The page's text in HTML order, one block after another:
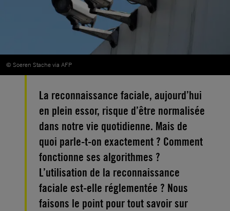
© Soeren Stache via AFP
La reconnaissance faciale, aujourd’hui
en plein essor, risque d’être normalisée
dans notre vie quotidienne. Mais de
quoi parle-t-on exactement ? Comment
fonctionne ses algorithmes ?
L’utilisation de la reconnaissance
faciale est-elle réglementée ? Nous
faisons le point pour tout savoir sur